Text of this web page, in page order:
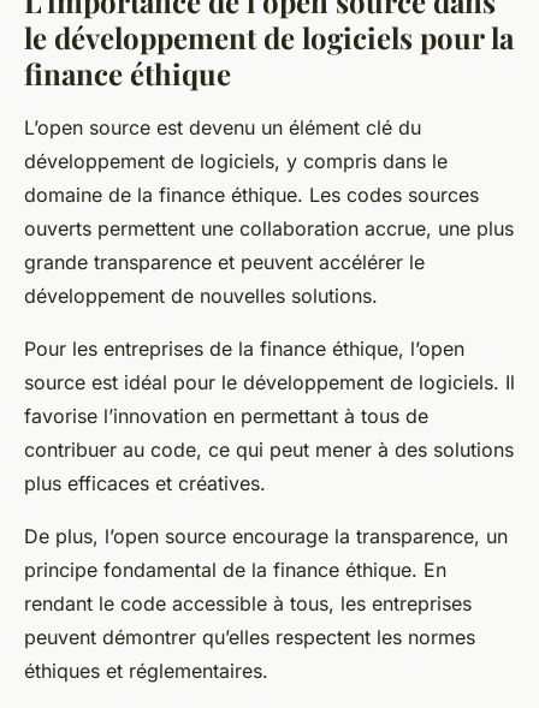
le développement de logiciels pour la
finance éthique
L’open source est devenu un élément clé du
développement de logiciels, y compris dans le
domaine de la finance éthique. Les codes sources
ouverts permettent une collaboration accrue, une plus
grande transparence et peuvent accélérer le
développement de nouvelles solutions.
Pour les entreprises de la finance éthique, l’open
source est idéal pour le développement de logiciels. Il
favorise l’innovation en permettant à tous de
contribuer au code, ce qui peut mener à des solutions
plus efficaces et créatives.
De plus, l’open source encourage la transparence, un
principe fondamental de la finance éthique. En
rendant le code accessible à tous, les entreprises
peuvent démontrer qu’elles respectent les normes
éthiques et réglementaires.